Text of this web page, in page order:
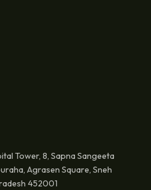
Tower, 8, Sapna Sangeeta
Agrasen Square, Sneh
452001